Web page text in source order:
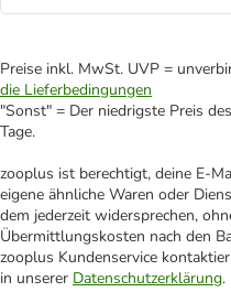
Preise inkl. MwSt. UVP =
die Lieferbedingungen
"Sonst" = Der niedrigste Preis
Tage.
zooplus ist berechtigt, deine E-
eigene ähnliche Waren oder
dem jederzeit widersprechen,
Übermittlungskosten nach den
zooplus Kundenservice
in unserer Datenschutzerklärung.